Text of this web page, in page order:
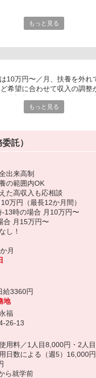
勘のある町で勤務が可能です
ご満足いただけるはずです。
で、
ゆとりが持てますよ♪
が多いので、
てなどイロイロ相談できて心
てチャレンジしてください。
もっと見る
10万円〜／月、扶養を外れ
希望に合わせて収入の調整
、ライフステージに合わせ
1日4時間〜
日はお休みです
を固定して3日以上
託手数料収入ですので、売
収入補償期間最長12か月間
の扶養範囲内でお仕事が可能
はありません！
もっと見る
託）
出来高制
の範囲内OK
た高収入も応相談
万円（最長12か月間）
時の場合 月10万円〜
合 月15万円〜
し！
月
給3360円
地
福
26-13
用料／1人目8,000円・2人目
日数による（週5）16,000
ら就学前